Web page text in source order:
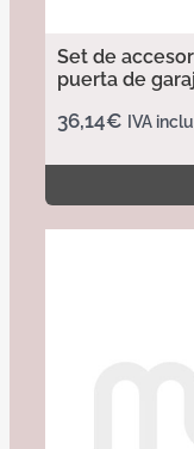
Set de
puerta de
36,14€ IVA